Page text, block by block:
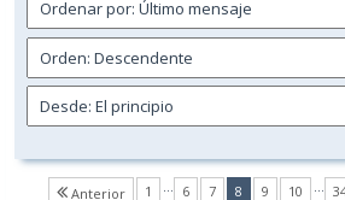
Anterior 1 … 6 7 8(current)
9 10 …